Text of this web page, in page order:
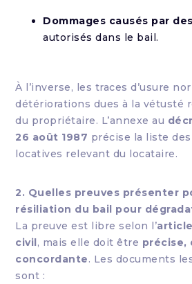
Dommages causés par
autorisés dans le bail.
À l’inverse, les traces d’usure
détériorations dues à la vétusté
du propriétaire. L’annexe au
26 août 1987 précise la liste
locatives relevant du locataire.
2. Quelles preuves présenter
résiliation du bail pour
La preuve est libre selon l’
civil, mais elle doit être précise,
concordante. Les documents
sont :